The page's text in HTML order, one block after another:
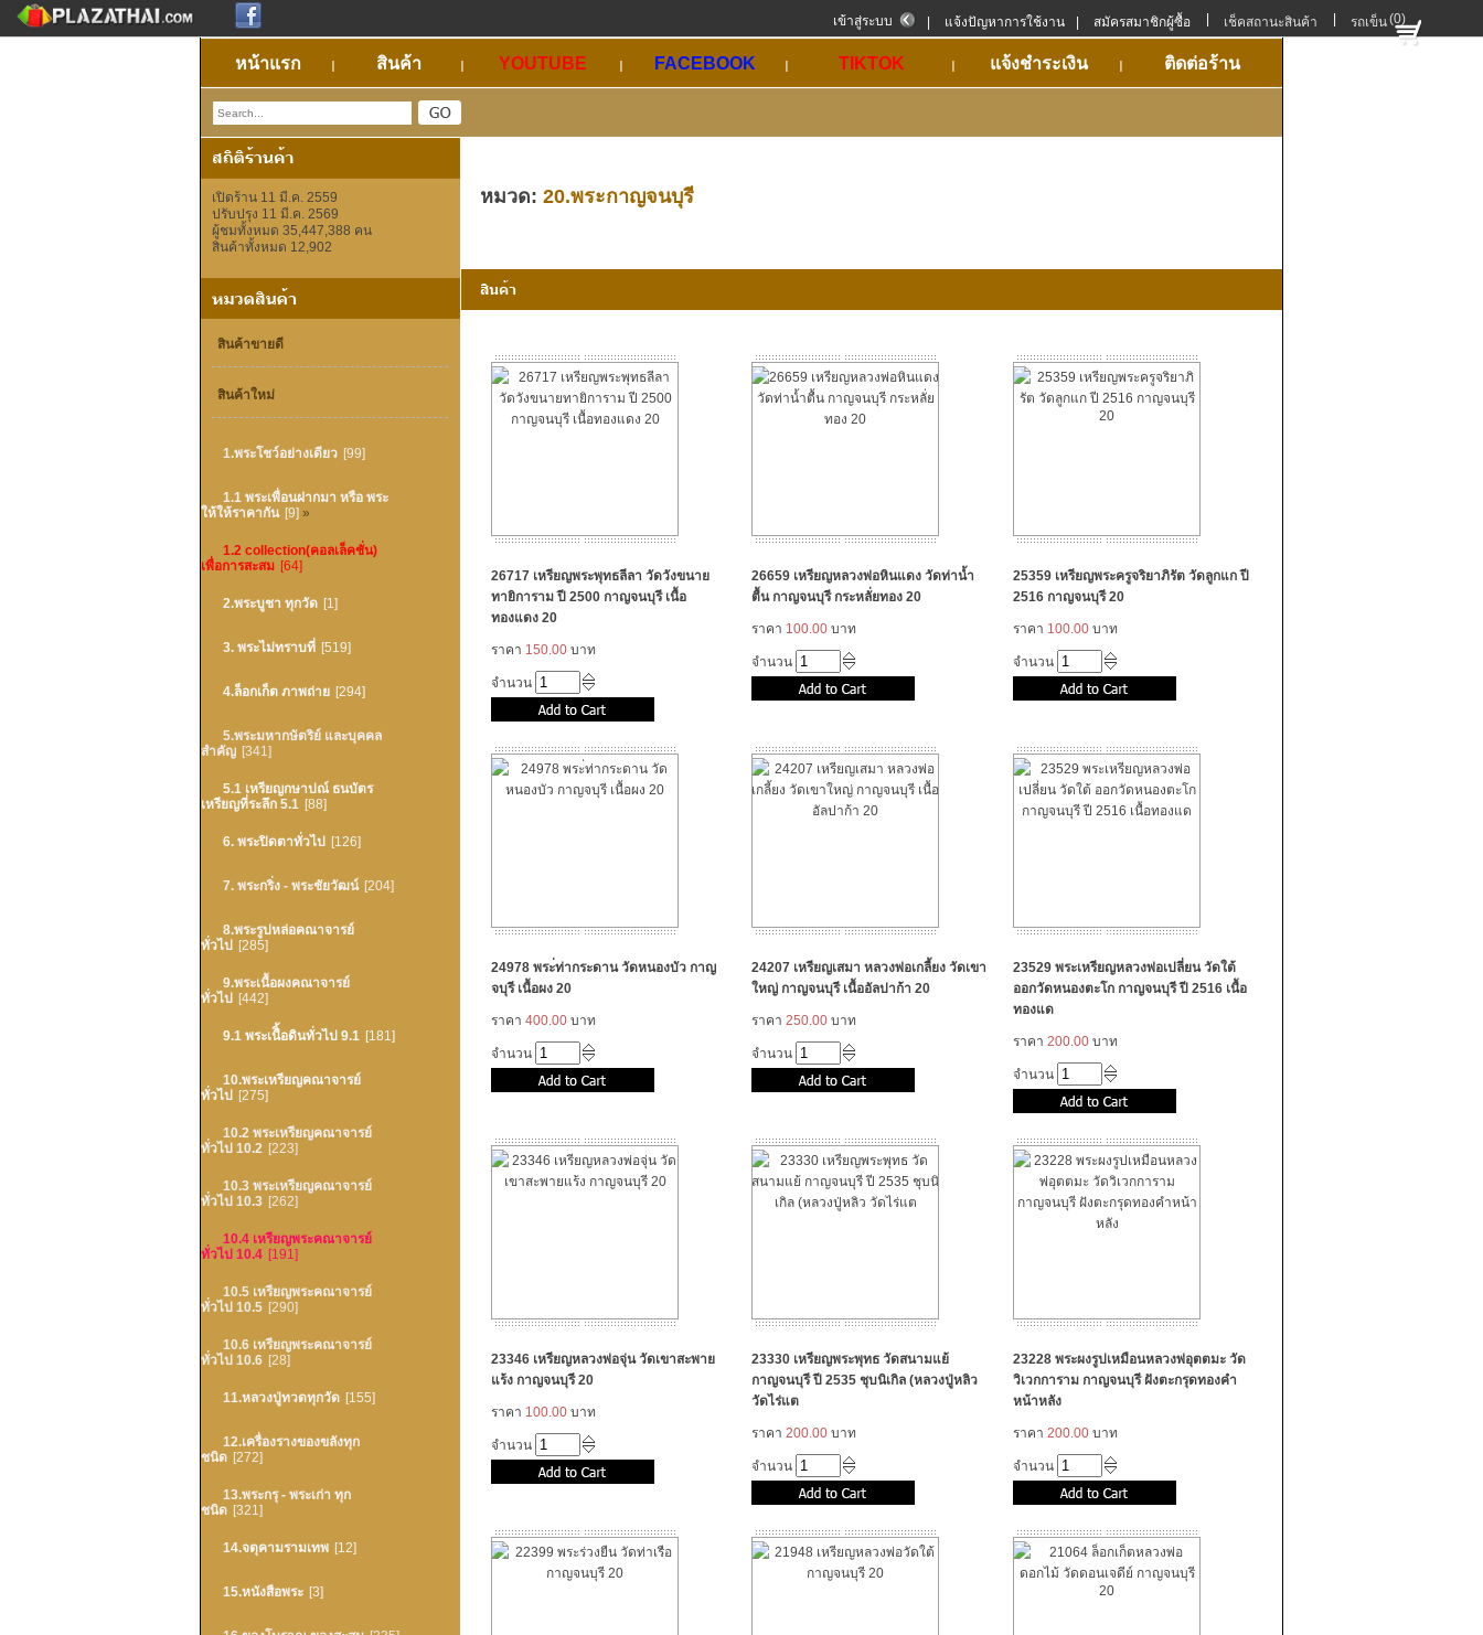
เช็คสถานะสินค้า รถเข็น(0)
สมัครสมาชิกผู้ซื้อ
แจ้งปัญหาการใช้งาน
เข้าสู่ระบบ
หน้าแรก สินค้า YOUTUBE FACEBOOK TIKTOK แจ้งชำระเงิน ติดต่อร้าน
เปิดร้าน 11 มี.ค. 2559
ปรับปรุง 11 มี.ค. 2569
ผู้ชมทั้งหมด 35,447,388 คน
สินค้าทั้งหมด 12,902
สินค้าขายดี
สินค้าใหม่
1.พระโชว์อย่างเดียว [99]
1.1 พระเพื่อนฝากมา หรือ พระ
ให้ให้ราคากัน [9] »
1.2 collection(คอลเล็คชั่น)
เพื่อการสะสม [64]
2.พระบูชา ทุกวัด [1]
3. พระไม่ทราบที่ [519]
4.ล็อกเก็ต ภาพถ่าย [294]
5.พระมหากษัตริย์ และบุคคล
สำคัญ [341]
5.1 เหรียญกษาปณ์ ธนบัตร
เหรียญที่ระลึก 5.1 [88]
6. พระปิดตาทั่วไป [126]
7. พระกริ่ง - พระชัยวัฒน์ [204]
8.พระรูปหล่อคณาจารย์
ทั่วไป
[285]
9.พระเนื้อผงคณาจารย์
ทั่วไป
[442]
9.1 พระเนืิ้อดินทั่วไป 9.1 [181]
10.พระเหรียญคณาจารย์
ทั่วไป
[275]
10.2 พระเหรียญคณาจารย์
ทั่วไป 10.2 [223]
10.3 พระเหรียญคณาจารย์
ทั่วไป 10.3 [262]
10.4 เหรียญพระคณาจารย์
ทั่วไป 10.4 [191]
10.5 เหรียญพระคณาจารย์
ทั่วไป 10.5 [290]
10.6 เหรียญพระคณาจารย์
ทั่วไป 10.6 [28]
11.หลวงปู่ทวดทุกวัด [155]
12.เครื่องรางของขลังทุก
ชนิด [272]
13.พระกรุ - พระเก่า ทุก
ชนิด [321]
14.จตุคามรามเทพ [12]
15.หนังสือพระ [3]
หมวด: 20.พระกาญจนบุรี
26717 เหรียญพระพุทธลีลา วัดวังขนาย
ทายิการาม ปี 2500 กาญจนบุรี เนื้อ
ทองแดง 20
ราคา 150.00 บาท
จำนวน
26659 เหรียญหลวงพ่อหินแดง วัดท่าน้ำ
ตื้น กาญจนบุรี กระหลั่ยทอง 20
ราคา 100.00 บาท
จำนวน
25359 เหรียญพระครูจริยาภิรัต วัดลูกแก ปี
2516 กาญจนบุรี 20
ราคา 100.00 บาท
จำนวน
24978 พระ่ท่ากระดาน วัดหนองบัว กาญ
จบุรี เนื้อผง 20
ราคา 400.00 บาท
จำนวน
24207 เหรียญเสมา หลวงพ่อเกลี้ยง วัดเขา
ใหญ่ กาญจนบุรี เนื้ออัลปาก้า 20
ราคา 250.00 บาท
จำนวน
23529 พระเหรียญหลวงพ่อเปลี่ยน วัดใต้
ออกวัดหนองตะโก กาญจนบุรี ปี 2516 เนื้อ
ทองแด
ราคา 200.00 บาท
จำนวน
23346 เหรียญหลวงพ่อจุ่น วัดเขาสะพาย
แร้ง กาญจนบุรี 20
ราคา 100.00 บาท
จำนวน
23330 เหรียญพระพุทธ วัดสนามแย้
กาญจนบุรี ปี 2535 ชุบนิเกิล (หลวงปู่หลิว
วัดไร่แต
ราคา 200.00 บาท
จำนวน
23228 พระผงรูปเหมือนหลวงพ่อุตตมะ วัด
วิเวกการาม กาญจนบุรี ฝังตะกรุดทองคำ
หน้าหลัง
ราคา 200.00 บาท
จำนวน